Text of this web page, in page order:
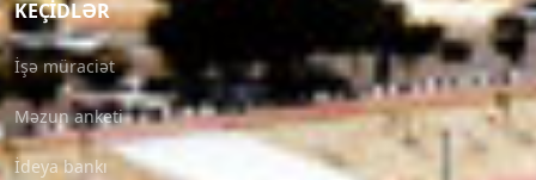
KEÇIDLƏR
İşə müraciət
Məzun anketi
İdeya bankı